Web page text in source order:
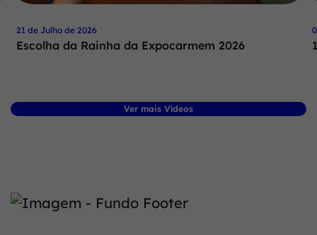
21 de Julho de 2026
Escolha da Rainha da Expocarmem 2026
Ver mais Vídeos